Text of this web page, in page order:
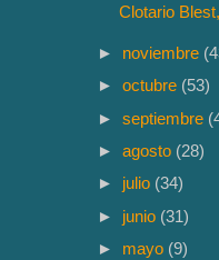
Clotario
► noviembre
►octubre (53)
►septiembre
►agosto (28)
► julio (34)
► junio (31)
► mayo (9)